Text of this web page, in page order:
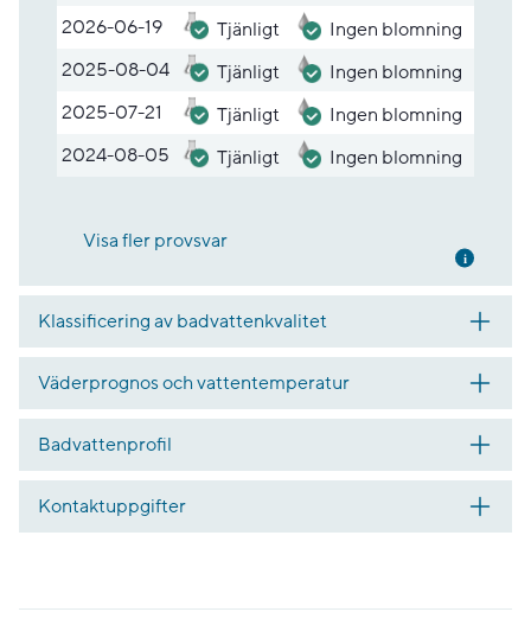
2026-06-19
Tjänligt
Ingen blomning
2025-08-04
Tjänligt
Ingen blomning
2025-07-21
Tjänligt
Ingen blomning
2024-08-05
Tjänligt Ingen blomning
Visa fler provsvar Mer
Klassificering av badvattenkvalitet
Väderprognos och vattentemperatur
Badvattenprofil
Kontaktuppgifter